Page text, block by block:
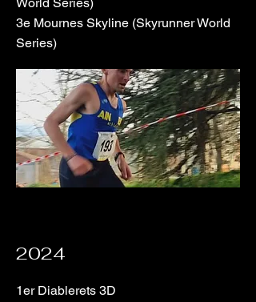
3e Mournes Skyline (Skyrunner World
Series)
2024
1er Diablerets 3D